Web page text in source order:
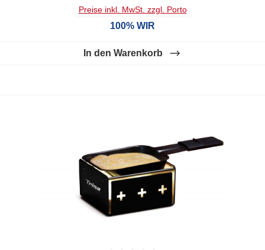
Preise inkl. MwSt. zzgl. Porto
100% WIR
In den Warenkorb